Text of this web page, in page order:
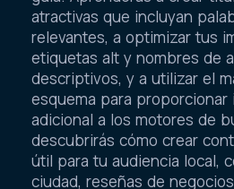
atractivas que incluyan
relevantes, a optimizar tus
etiquetas alt y nombres de
descriptivos, y a utilizar el
esquema para proporcionar
adicional a los motores de
descubrirás cómo crear
útil para tu audiencia local,
ciudad, reseñas de